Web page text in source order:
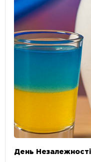
День